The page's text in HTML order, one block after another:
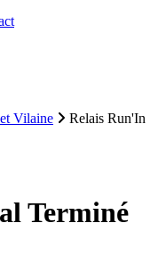
Vilaine
Relais Run'In
Terminé